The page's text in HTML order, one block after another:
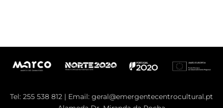
Tel: 255 538 812 | Email: geral@emergentecentrocultural.pt